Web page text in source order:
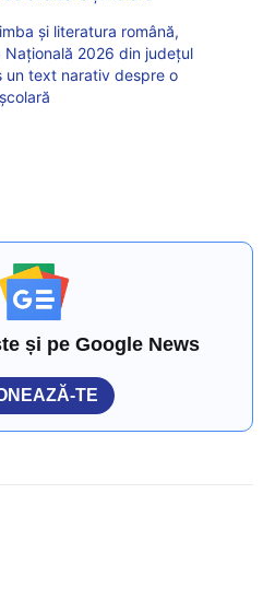
și literatura română,
Națională 2026 din județul
un text narativ despre o
și pe Google News
TE